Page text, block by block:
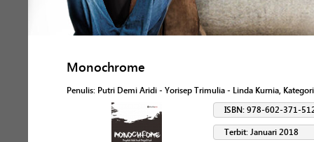
Monochrome
Penulis: Putri Demi Aridi - Yorisep Trimulia - Linda Kurnia,
ISBN: 978-602-371-
Terbit: Januari 2018